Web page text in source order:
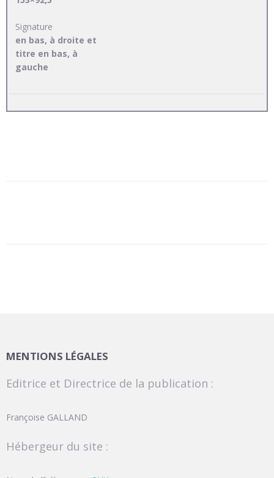
Signature
en bas, à droite et
titre en bas, à
gauche
MENTIONS LÉGALES
Editrice et Directrice de la publication :
Françoise GALLAND
Hébergeur du site :